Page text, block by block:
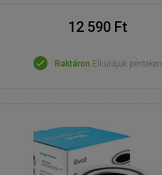
12 590 Ft
Raktáron Elküldjük pénteken